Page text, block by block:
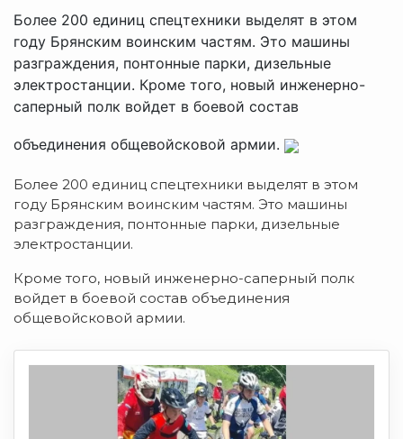
Более 200 единиц спецтехники выделят в этом
году Брянским воинским частям. Это машины
разграждения, понтонные парки, дизельные
электростанции. Кроме того, новый инженерно-
саперный полк войдет в боевой состав
объединения общевойсковой армии.
Более 200 единиц спецтехники выделят в этом
году Брянским воинским частям. Это машины
разграждения, понтонные парки, дизельные
электростанции.
Кроме того, новый инженерно-саперный полк
войдет в боевой состав объединения
общевойсковой армии.